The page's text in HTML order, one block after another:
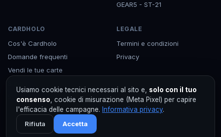
GEAR5 - ST-21
CARDHOLO
Cos'è Cardholo
Domande frequenti
Vendi le tue carte
Scarica l'app
LEGALE
Termini e condizioni
Privacy
Usiamo cookie tecnici necessari al sito e, solo con il tuo
consenso , cookie di misurazione (Meta Pixel) per capire
l'efficacia delle campagne. Informativa privacy.
Rifiuta
Accetta